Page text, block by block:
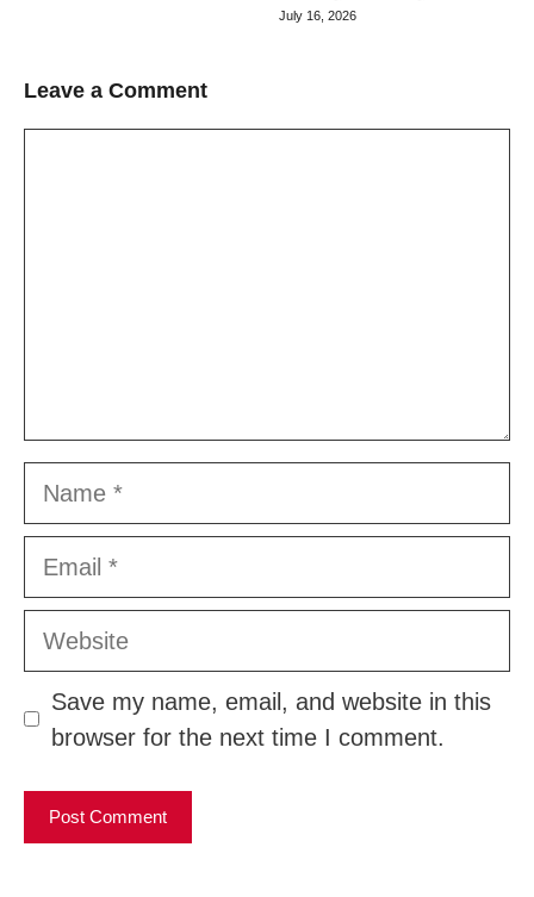
July 16, 2026
Leave a Comment
Name
Email
Website
Save my name, email, and website in this
browser for the next time I comment.